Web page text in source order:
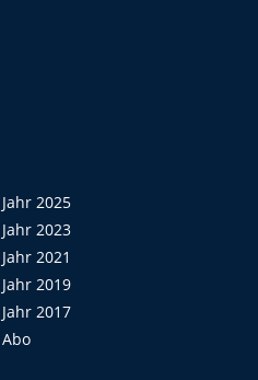
Jahr 2025
Jahr 2023
Jahr 2021
Jahr 2019
Jahr 2017
Abo